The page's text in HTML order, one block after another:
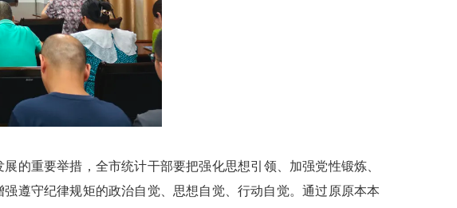
的重要举措，全市统计干部要把强化思想引领、加强党性锻炼、
遵守纪律规矩的政治自觉、思想自觉、行动自觉。通过原原本本